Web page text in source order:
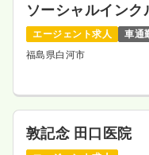
ソーシャルインク
エージェント求人
車通
福島県白河市
敦記念 田口医院